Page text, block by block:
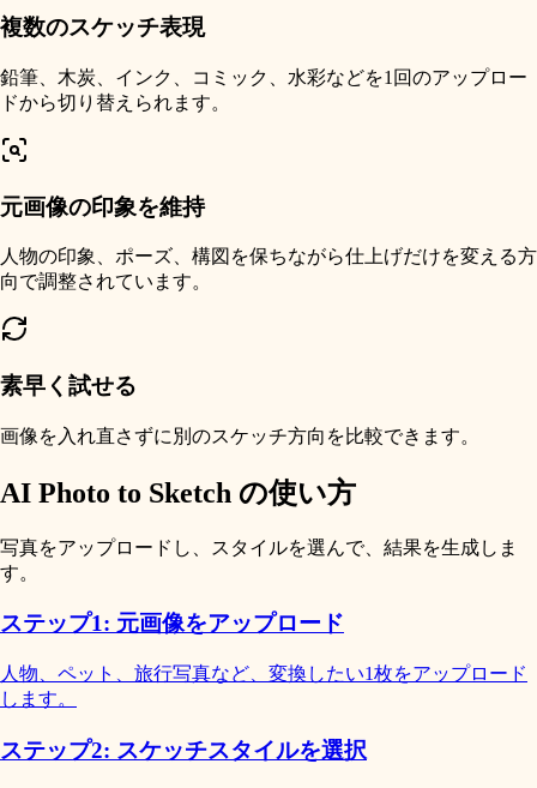
複数のスケッチ表現
鉛筆、木炭、インク、コミック、水彩などを1回のアップロー
ドから切り替えられます。
元画像の印象を維持
人物の印象、ポーズ、構図を保ちながら仕上げだけを変える方
向で調整されています。
素早く試せる
画像を入れ直さずに別のスケッチ方向を比較できます。
AI Photo to Sketch の使い方
写真をアップロードし、スタイルを選んで、結果を生成しま
す。
ステップ1: 元画像をアップロード
人物、ペット、旅行写真など、変換したい1枚をアップロード
します。
ステップ2: スケッチスタイルを選択